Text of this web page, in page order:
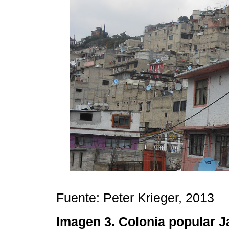
Fuente: Peter Krieger, 2013
Imagen 3. Colonia popular